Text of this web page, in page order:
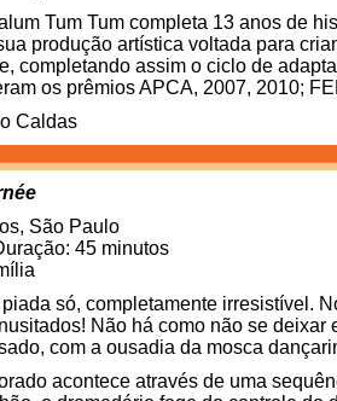
Tum Tum completa 13 anos de
produção artística voltada para
completando assim o ciclo de
os prêmios APCA, 2007, 2010;
Caldas
São Paulo
45 minutos
só, completamente irresistível.
Não há como não se deixar
com a ousadia da mosca
acontece através de uma